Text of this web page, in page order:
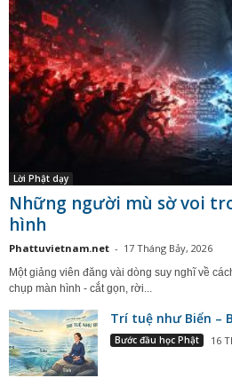
Lời Phật dạy
Những người mù sờ voi
hình
Phattuvietnam.net - 17 Tháng Bảy, 2026
Một giảng viên đăng vài dòng suy nghĩ về
chụp màn hình - cắt gọn, rời...
Trí tuệ như Biển –
Bước đầu học Phật 16